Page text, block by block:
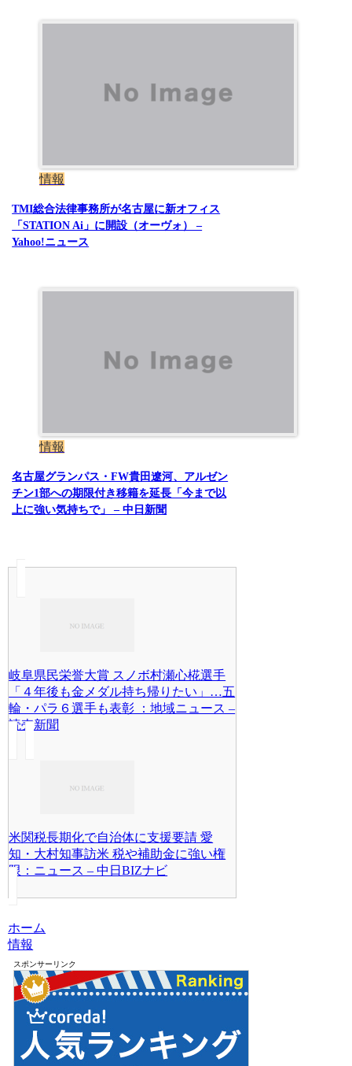
情報
TMI総合法律事務所が名古屋に新オフィス
「STATION Ai」に開設（オーヴォ） –
Yahoo!ニュース
情報
名古屋グランパス・FW貴田遼河、アルゼン
チン1部への期限付き移籍を延長「今まで以
上に強い気持ちで」 – 中日新聞
岐阜県民栄誉大賞 スノボ村瀬心椛選手
「４年後も金メダル持ち帰りたい」…五
輪・パラ６選手も表彰 ：地域ニュース –
読売新聞
米関税長期化で自治体に支援要請 愛
知・大村知事訪米 税や補助金に強い権
限：ニュース – 中日BIZナビ
ホーム
情報
スポンサーリンク